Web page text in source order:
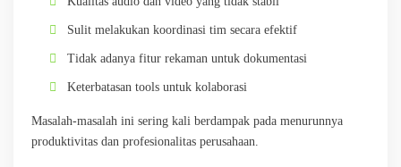
Sulit melakukan koordinasi tim secara efektif
Tidak adanya fitur rekaman untuk dokumentasi
Keterbatasan tools untuk kolaborasi
Masalah-masalah ini sering kali berdampak pada menurunnya
produktivitas dan profesionalitas perusahaan.